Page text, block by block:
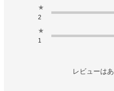
★
2
★
1
レビューは